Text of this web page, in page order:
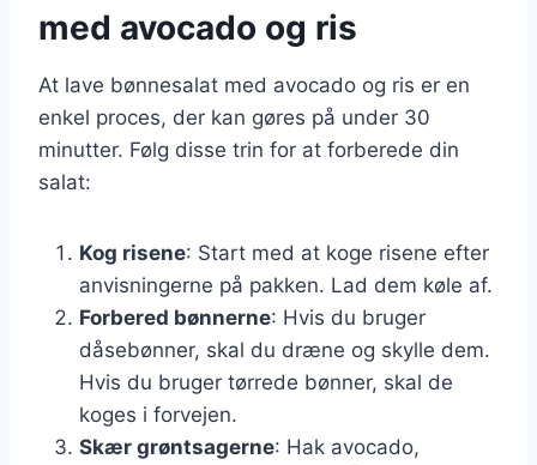
med avocado og ris
At lave bønnesalat med avocado og ris er en
enkel proces, der kan gøres på under 30
minutter. Følg disse trin for at forberede din
salat:
Kog risene: Start med at koge risene efter
anvisningerne på pakken. Lad dem køle af.
Forbered bønnerne: Hvis du bruger
dåsebønner, skal du dræne og skylle dem.
Hvis du bruger tørrede bønner, skal de
koges i forvejen.
Skær grøntsagerne: Hak avocado,